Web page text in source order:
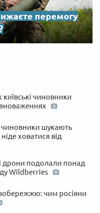
перемогу
київські чиновники
шукають
ховатися від
дрони подолали понад
Wildberries
чим росіяни